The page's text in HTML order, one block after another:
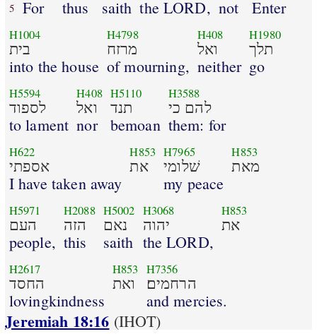
5 For thus saith the LORD, not Enter
H1004
בית
into the house
H4798
מרזח
of mourning,
H408
ואל
neither
H1980
תלך
go
H5594
לספוד
to lament
H408
ואל
nor
H5110
תנד
bemoan
H3588
להם כי
them: for
H622
אספתי
I have taken away
H853
את
H7965
שׁלומי
my peace
H853
מאת
H5971
העם
people,
H2088
הזה
this
H5002
נאם
saith
H3068
יהוה
the LORD,
H853
את
H2617
החסד
lovingkindness
H853
ואת
H7356
הרחמים׃
and mercies.
Jeremiah 18:16 (IHOT)